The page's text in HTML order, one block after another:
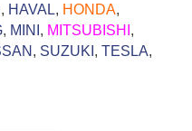
, HAVAL, HONDA,
, MINI , MITSUBISHI ,
, SUZUKI , TESLA,